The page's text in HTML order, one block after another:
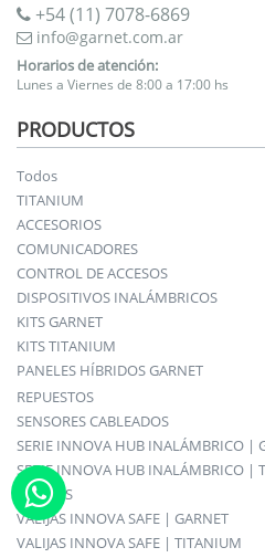
+54 (11) 7078-6869
info@garnet.com.ar
Horarios de atención:
Lunes a Viernes de 8:00 a 17:00 hs
PRODUCTOS
Todos
TITANIUM
ACCESORIOS
COMUNICADORES
CONTROL DE ACCESOS
DISPOSITIVOS INALÁMBRICOS
KITS GARNET
KITS TITANIUM
PANELES HÍBRIDOS GARNET
REPUESTOS
SENSORES CABLEADOS
SERIE INNOVA HUB INALÁMBRICO |
SERIE INNOVA HUB INALÁMBRICO |
SIRENAS
VALIJAS INNOVA SAFE | GARNET
VALIJAS INNOVA SAFE | TITANIUM